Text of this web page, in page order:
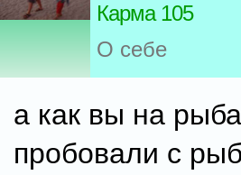
Карма 105
О себе
а как вы на
пробовали с